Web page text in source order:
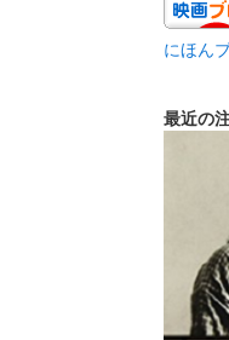
にほん
最近の